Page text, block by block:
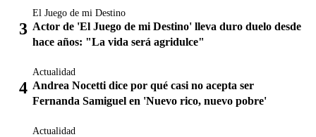
El Juego de mi Destino
Actor de 'El Juego de mi Destino' lleva duro duelo desde
hace años: "La vida será agridulce"
Actualidad
Andrea Nocetti dice por qué casi no acepta ser
Fernanda Samiguel en 'Nuevo rico, nuevo pobre'
Actualidad